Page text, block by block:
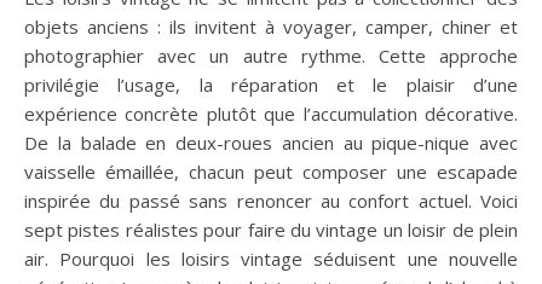
objets anciens : ils invitent à voyager, camper, chiner et
photographier avec un autre rythme. Cette approche
privilégie l’usage, la réparation et le plaisir d’une
expérience concrète plutôt que l’accumulation décorative.
De la balade en deux-roues ancien au pique-nique avec
vaisselle émaillée, chacun peut composer une escapade
inspirée du passé sans renoncer au confort actuel. Voici
sept pistes réalistes pour faire du vintage un loisir de plein
air. Pourquoi les loisirs vintage séduisent une nouvelle